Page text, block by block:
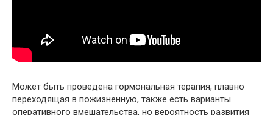
Может быть проведена гормональная терапия, плавно
переходящая в пожизненную, также есть варианты
оперативного вмешательства, но вероятность развития